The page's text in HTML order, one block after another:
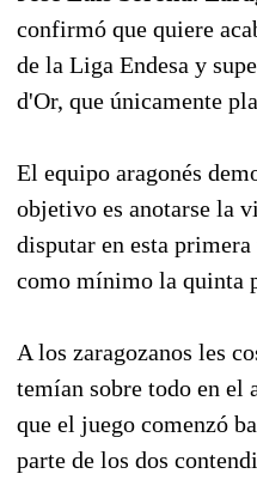
confirmó que quiere
de la Liga Endesa y
d'Or, que únicamente
El equipo aragonés
objetivo es anotarse la
disputar en esta
como mínimo la quinta
A los zaragozanos les
temían sobre todo en el
que el juego comenzó
parte de los dos